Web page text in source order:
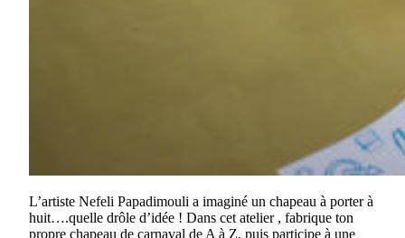
L’artiste Nefeli Papadimouli a imaginé un chapeau à porter à
huit….quelle drôle d’idée ! Dans cet atelier , fabrique ton
propre chapeau de carnaval de A à Z, puis participe à une